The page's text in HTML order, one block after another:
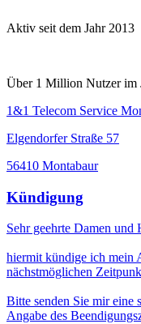
Aktiv seit dem Jahr 2013
Über 1 Million Nutzer im
1&1 Telecom Service
Elgendorfer Straße 57
56410 Montabaur
Kündigung
Sehr geehrte Damen und
hiermit kündige ich mein
nächstmöglichen
Bitte senden Sie mir eine
Angabe des